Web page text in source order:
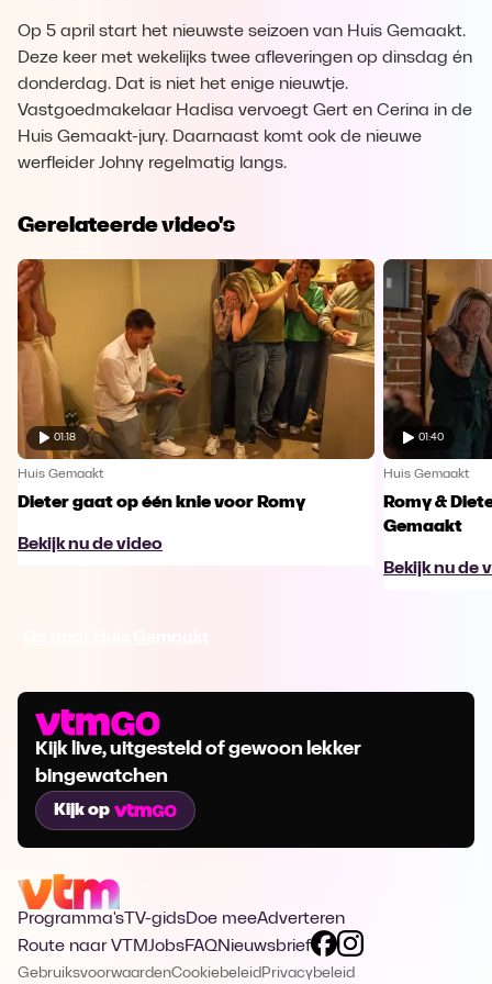
Op 5 april start het nieuwste seizoen van Huis Gemaakt.
Deze keer met wekelijks twee afleveringen op dinsdag én
donderdag. Dat is niet het enige nieuwtje.
Vastgoedmakelaar Hadisa vervoegt Gert en Cerina in de
Huis Gemaakt-jury. Daarnaast komt ook de nieuwe
werfleider Johny regelmatig langs.
Gerelateerde video's
01:18
Huis Gemaakt
Dieter gaat op één knie voor Romy
Bekijk nu de video
01:40
Huis Gemaakt
Romy &
Gemaakt
Bekijk nu de
Kijk live, uitgesteld of gewoon lekker
bingewatchen
Kijk op
Programma's TV-gidsDoe meeAdverteren
Route naar VTMJobsFAQNieuwsbrief
GebruiksvoorwaardenCookiebeleid Privacybeleid